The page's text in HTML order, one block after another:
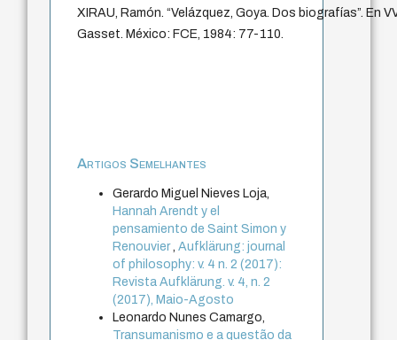
XIRAU, Ramón. “Velázquez, Goya. Dos biografías”. En
Gasset. México: FCE, 1984: 77-110.
Artigos Semelhantes
Gerardo Miguel Nieves Loja,
Hannah Arendt y el
pensamiento de Saint Simon y
Renouvier,Aufklärung: journal
of philosophy: v. 4 n. 2 (2017):
Revista Aufklärung. v. 4, n. 2
(2017), Maio-Agosto
Leonardo Nunes Camargo,
Transumanismo e a questão da